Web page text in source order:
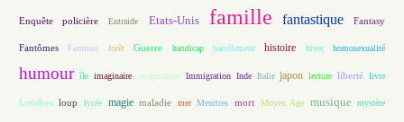
Enquête policière Entraide Etats-Unis famille fantastique Fantasy
Fantômes Femmes forêt Guerre handicap harcèlement histoire hiver homosexualité
humour île imaginaire imagination Immigration Inde Italie japon lecture liberté livre
Londres loup lycée magie maladie mer Meurtres mort Moyen Age musique mystère